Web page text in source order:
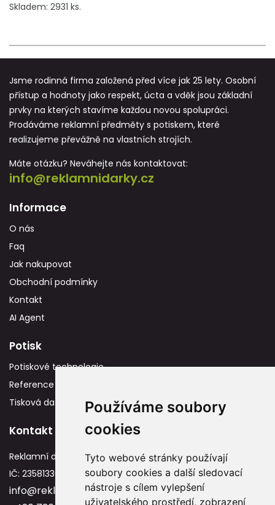
Používáme soubory
cookies
Tyto webové stránky používají
soubory cookies a další sledovací
nástroje s cílem vylepšení
uživatelského prostředí, zobrazení
Skladem: 2931 ks.
Jsme rodinná firma založená před více jak 25 lety. Osobní
přístup a hodnoty jako respekt, úcta a vděk jsou základní
prvky na kterých stavíme každou novou spolupráci.
Prodáváme reklamní předměty s potiskem, které
realizujeme převážně na vlastních strojích.
Máte otázku? Neváhejte nás kontaktovat:
info@reklamnidarky.cz
Informace
O nás
Faq
Jak nakupovat
Obchodní podmínky
Kontakt
AI Agent
Potisk
Potiskové technologie
Reference
Tisková data
Kontakt
Reklamní dárky
IČ: 23581336
info@reklamnidarky.cz